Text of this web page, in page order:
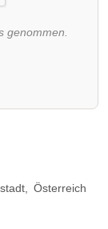
genommen.
Österreich